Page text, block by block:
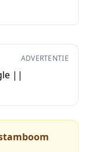
ADVERTENTIE
||